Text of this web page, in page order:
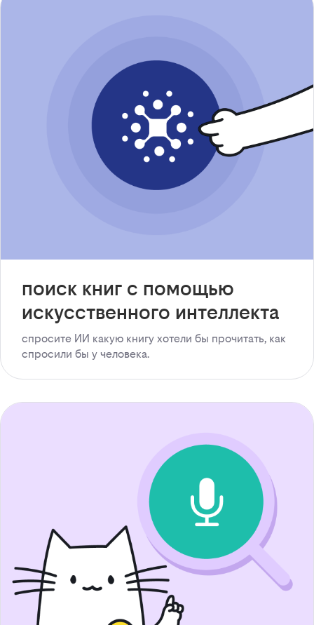
поиск книг с помощью
искусственного интеллекта
спросите ИИ какую книгу хотели бы прочитать, как
спросили бы у человека.